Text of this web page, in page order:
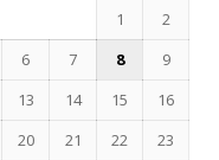
1
2
6 7 8
9
13 14 15
16
20 21 22
23